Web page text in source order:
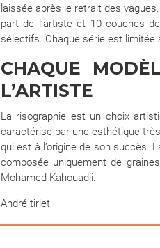
laissée après le retrait des
part de l’artiste et 10 couches
sélectifs. Chaque série est limitée
CHAQUE
L’ARTISTE
La risographie est un choix
caractérise par une esthétique
qui est à l’origine de son succès.
composée uniquement de
Mohamed Kahouadji.
André tirlet